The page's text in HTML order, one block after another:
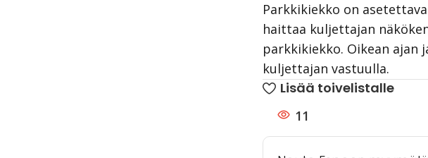
Parkkikiekko on
haittaa kuljettajan
parkkikiekko. Oikean ajan
kuljettajan vastuulla.
Lisää toivelistalle
11